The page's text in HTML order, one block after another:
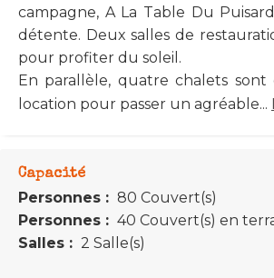
campagne, A La Table Du
détente. Deux salles de
pour profiter du soleil.
En parallèle, quatre chalets sont
location pour passer un agréable...
Capacité
Personnes : 80 Couvert(s)
Personnes : 40 Couvert(s) en
Salles : 2 Salle(s)